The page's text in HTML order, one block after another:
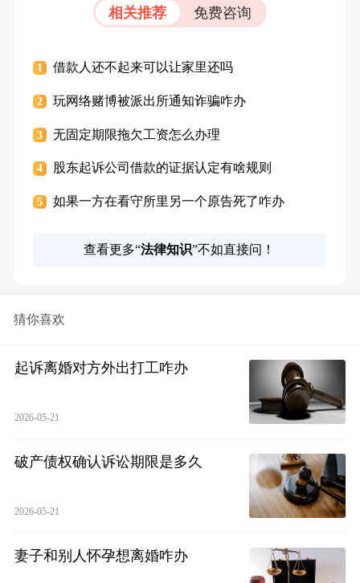
相关推荐 免费咨询
1 借款人还不起来可以让家里还吗
2 玩网络赌博被派出所通知诈骗咋办
3 无固定期限拖欠工资怎么办理
4 股东起诉公司借款的证据认定有啥规则
5 如果一方在看守所里另一个原告死了咋办
查看更多“法律知识”不如直接问！
猜你喜欢
起诉离婚对方外出打工咋办
2026-05-21
破产债权确认诉讼期限是多久
2026-05-21
妻子和别人怀孕想离婚咋办